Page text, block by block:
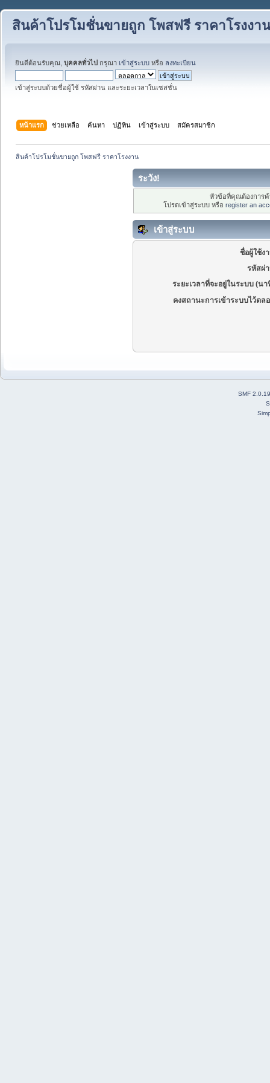
สินค้าโปรโมชั่นขายถูก โพสฟรี ราคาโรงงาน
ยินดีต้อนรับคุณ, บุคคลทั่วไป กรุณา เข้าสู่ระบบ หรือ ลงทะเบียน
เข้าสู่ระบบด้วยชื่อผู้ใช้ รหัสผ่าน และระยะเวลาในเซสชั่น
หน้าแรก ช่วยเหลือ ค้นหา ปฏิทิน เข้าสู่ระบบ สมัครสมาชิก
สินค้าโปรโมชั่นขายถูก โพสฟรี ราคาโรงงาน
ระวัง!
หัวข้อที่คุณต้องการ
โปรดเข้าสู่ระบบ หรือ register an
เข้าสู่ระบบ
ชื่อผู้ใช้ง
รหัสผ่
ระยะเวลาที่จะอยู่ในระบบ (นา
คงสถานะการเข้าระบบไว้ตล
SMF 2.0.19